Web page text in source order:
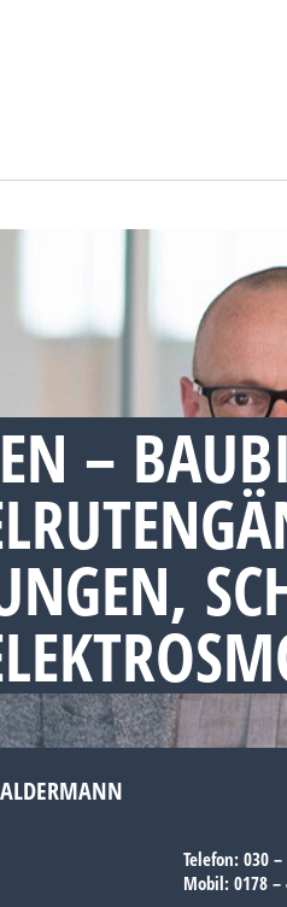
–
Telefon: 030
Mobil: 0178 –